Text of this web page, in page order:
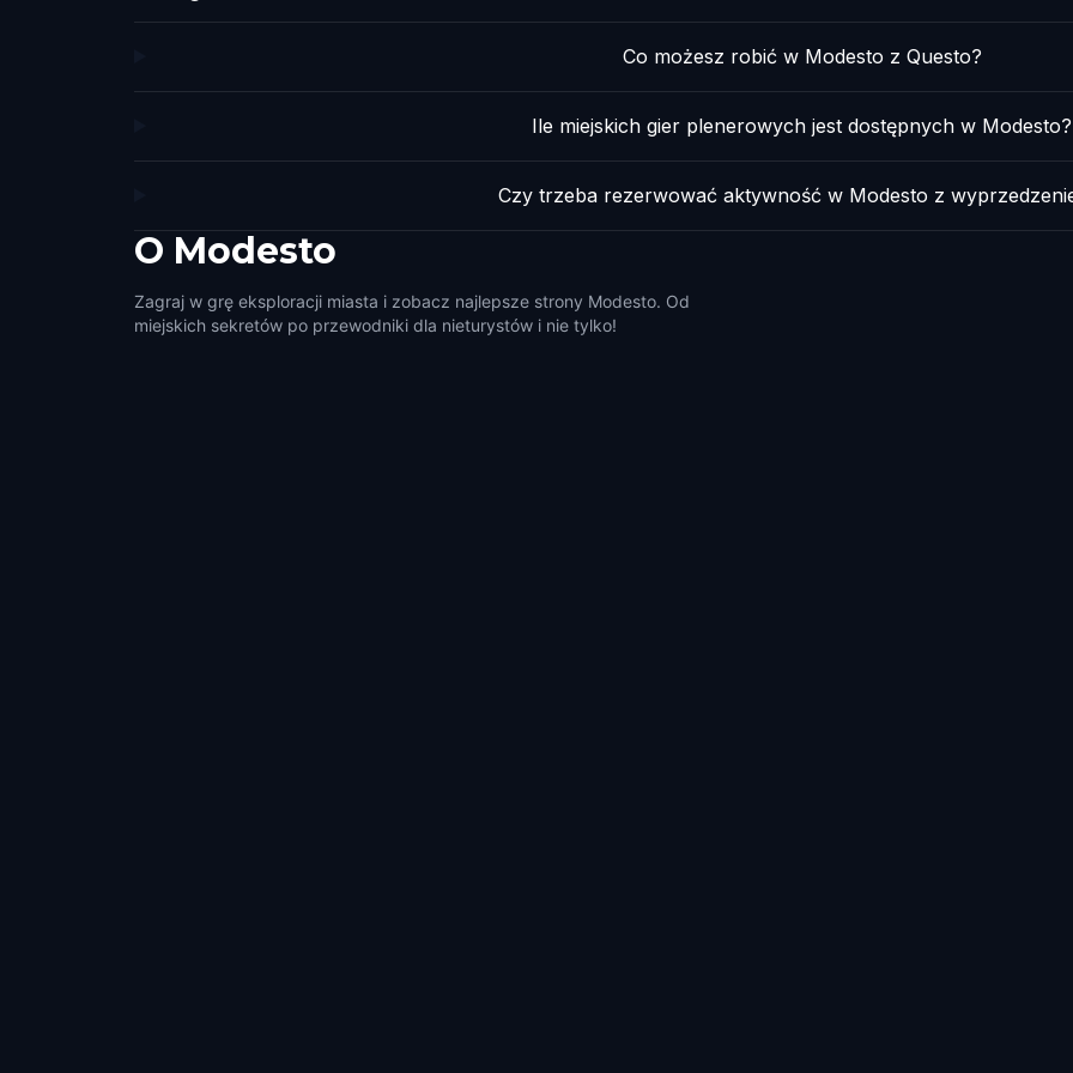
Co możesz robić w Modesto z Questo?
Ile miejskich gier plenerowych jest dostępnych w Modesto?
Czy trzeba rezerwować aktywność w Modesto z
O Modesto
Zagraj w grę eksploracji miasta i zobacz najlepsze strony Modesto. Od
miejskich sekretów po przewodniki dla nieturystów i nie tylko!